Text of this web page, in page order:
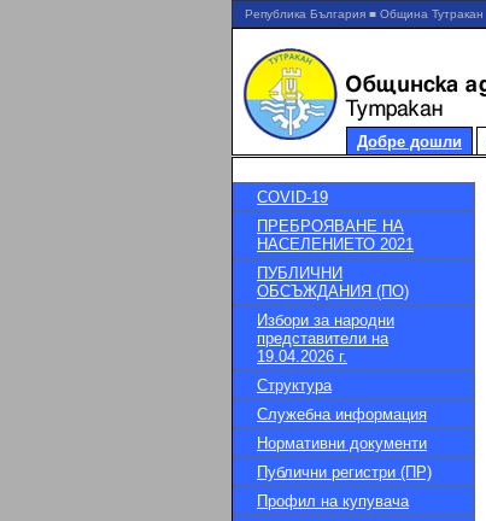
Република България ■ Община Тутракан
Добре дошли
COVID-19
ПРЕБРОЯВАНЕ НА
НАСЕЛЕНИЕТО 2021
ПУБЛИЧНИ
ОБСЪЖДАНИЯ (ПО)
Избори за народни
представители на
19.04.2026 г.
Структура
Служебна информация
Нормативни документи
Публични регистри (ПР)
Профил на купувача